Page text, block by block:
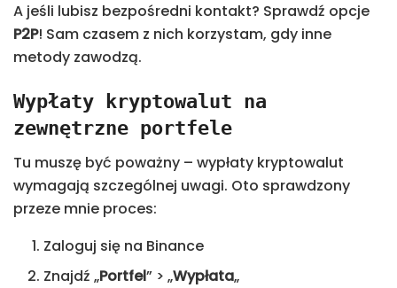
A jeśli lubisz bezpośredni kontakt? Sprawdź opcje
P2P! Sam czasem z nich korzystam, gdy inne
metody zawodzą.
Wypłaty kryptowalut na
zewnętrzne portfele
Tu muszę być poważny – wypłaty kryptowalut
wymagają szczególnej uwagi. Oto sprawdzony
przeze mnie proces:
Zaloguj się na Binance
Znajdź „Portfel” > „Wypłata„